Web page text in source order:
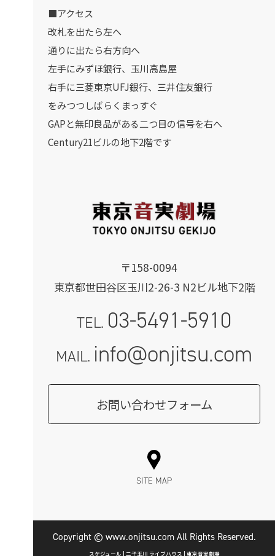
スケジュール | 二子玉川 ライブハウス | 東京音実劇場
〒158-0094
東京都世田谷区玉川2-26-3 N2ビル地下2階
TEL. 03-5491-5910
MAIL. info@onjitsu.com
お問い合わせフォーム
■アクセス
改札を出たら左へ
通りに出たら右方向へ
左手にみずほ銀行、玉川高島屋
右手に三菱東京UFJ銀行、三井住友銀行
をみつつしばらくまっすぐ
GAPと無印良品がある二つ目の信号を右へ
Century21ビルの地下2階です
SITE MAP
Copyright © www.onjitsu.com All Rights Reserved.